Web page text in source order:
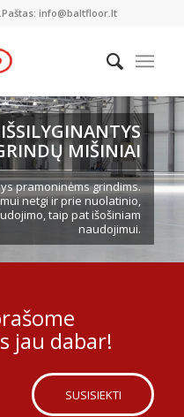
info@baltfloor.lt
MIŠINIAI
pramoninėms grindims.
netgi ir prie nuolatinio,
taip pat išošiniam
naudojimui.
jau dabar!
SUSISIEKTI